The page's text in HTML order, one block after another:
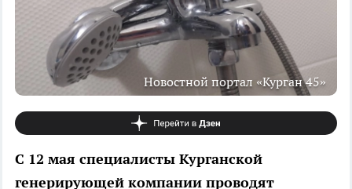
Новостной портал «Курган 45»
С 12 мая специалисты Курганской
генерирующей компании проводят